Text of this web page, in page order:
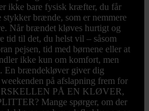
ikke bare fysisk kræfter, du får
stykker brænde, som er nemmere
Når brændet kløves hurtigt og
tid til det, du helst vil – såsom
pejsen, tid med børnene eller at
ikke kun om komfort, men
En brændekløver giver dig
på afslapning frem for
PÅ EN KLØVER,
Mange spørger, om der